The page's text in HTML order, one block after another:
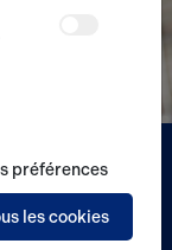
préférences
les cookies